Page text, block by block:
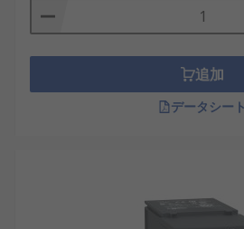
ティ計画や産業ロボットの制
す。
柔軟な設計対応：種類や組み
で、IoTデバイスや家庭用エ
テムに適合します。
ただし、補助接点にはいくつかの
追加
データシート